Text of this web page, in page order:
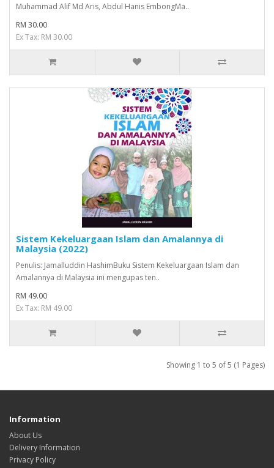
Muhammad Alif Md Aris, Abdul Hanis EmbongMa..
RM 30.00
Ex Tax: RM 30.00
Sistem Kekeluargaan Islam dan Amalannya di
Malaysia (2022)
Penulis: Jamalluddin HashimBuku Sistem Kekeluargaan Islam dan
Amalannya di Malaysia ini mengupas ten..
RM 49.00
Ex Tax: RM 49.00
Showing 1 to 5 of 5 (1 Pages)
Information
About Us
Delivery Information
Privacy Policy